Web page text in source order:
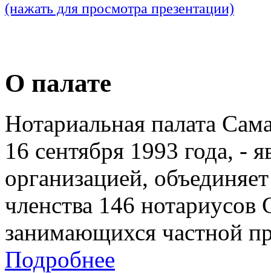
(нажать для просмотра презентации)
О палате
Нотариальная палата
16 сентября 1993 года, -
организацией,
членства 146 нотариусов
занимающихся частной
Подробнее